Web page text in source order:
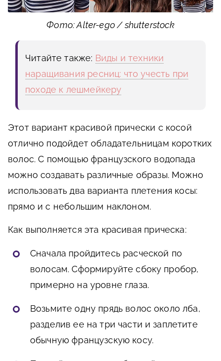
Фото: Alter-ego / shutterstock
Читайте также: Виды и техники
наращивания ресниц: что учесть при
походе к лешмейкеру
Этот вариант красивой прически с косой
отлично подойдет обладательницам коротких
волос. С помощью французского водопада
можно создавать различные образы. Можно
использовать два варианта плетения косы:
прямо и с небольшим наклоном.
Как выполняется эта красивая прическа:
Сначала пройдитесь расческой по
волосам. Сформируйте сбоку пробор,
примерно на уровне глаза.
Возьмите одну прядь волос около лба,
разделив ее на три части и заплетите
обычную французскую косу.